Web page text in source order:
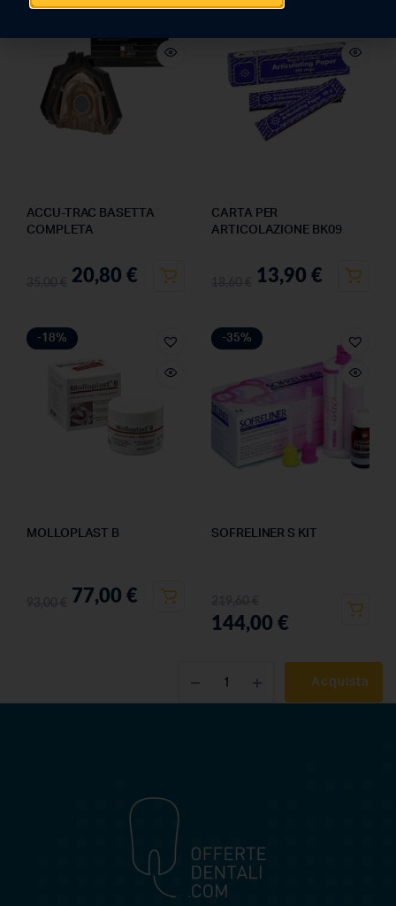
ACCU-TRAC BASETTA
COMPLETA
20,80 €
CARTA PER
ARTICOLAZIONE BK09
13,90 €
-18%
MOLLOPLAST B
77,00 €
-35%
SOFRELINER S KIT
144,00 €
Acquista